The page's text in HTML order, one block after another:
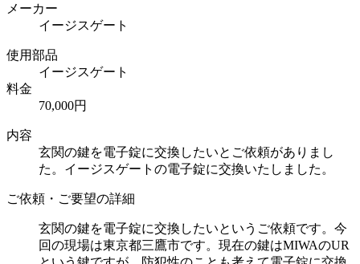
メーカー
イージスゲート
使用部品
イージスゲート
料金
70,000円
内容
玄関の鍵を電子錠に交換したいとご依頼がありまし
た。イージスゲートの電子錠に交換いたしました。
ご依頼・ご要望の詳細
玄関の鍵を電子錠に交換したいというご依頼です。今
回の現場は東京都三鷹市です。現在の鍵はMIWAのUR